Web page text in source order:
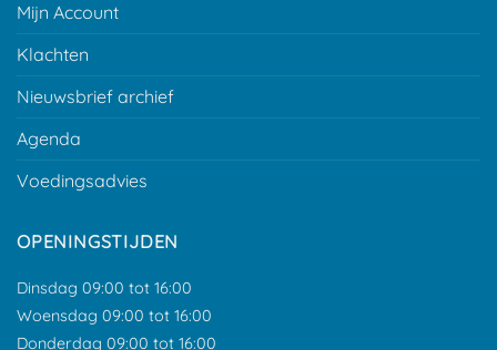
Mijn Account
Klachten
Nieuwsbrief archief
Agenda
Voedingsadvies
OPENINGSTIJDEN
Dinsdag 09:00 tot 16:00
Woensdag 09:00 tot 16:00
Donderdag 09:00 tot 16:00